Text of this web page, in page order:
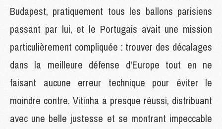
Budapest, pratiquement tous les ballons parisiens
passant par lui, et le Portugais avait une mission
particulièrement compliquée : trouver des décalages
dans la meilleure défense d'Europe tout en ne
faisant aucune erreur technique pour éviter le
moindre contre. Vitinha a presque réussi, distribuant
avec une belle justesse et se montrant impeccable